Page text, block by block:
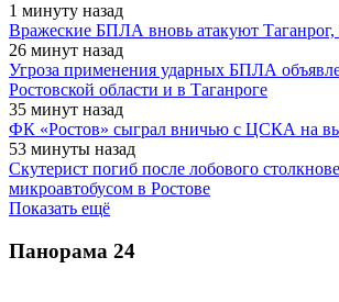
1 минуту назад
Вражеские БПЛА вновь атакуют
26 минут назад
Угроза применения ударных БПЛА
Ростовской области и в Таганроге
35 минут назад
ФК «Ростов» сыграл вничью с ЦСКА на
53 минуты назад
Скутерист погиб после лобового
микроавтобусом в Ростове
Показать ещё
Панорама 24